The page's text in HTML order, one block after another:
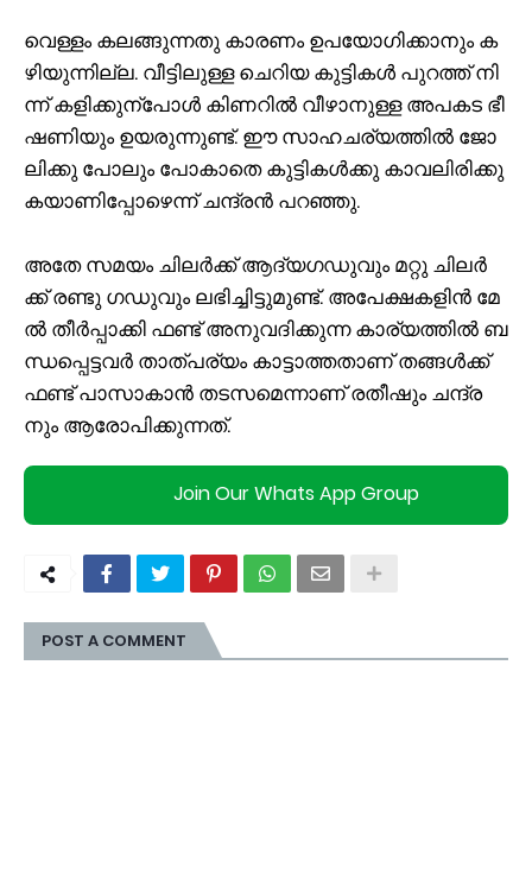
വെ​ള്ളം ക​ല​ങ്ങു​ന്ന​തു കാ​ര​ണം ഉ​പ​യോ​ഗി​ക്കാ​നും ക​
ഴി​യു​ന്നി​ല്ല. വീ​ട്ടി​ലു​ള്ള ചെ​റി​യ കു​ട്ടി​ക​ൾ പു​റ​ത്ത് നി​
ന്ന് ക​ളി​ക്കു​ന്പോ​ൾ കി​ണ​റി​ൽ വീ​ഴാ​നു​ള്ള അ​പ​ക​ട ഭീ​
ഷ​ണി​യും ഉ​യ​രു​ന്നു​ണ്ട്. ഈ ​സാ​ഹ​ച​ര്യ​ത്തി​ൽ ജോ​
ലി​ക്കു പോ​ലും പോ​കാ​തെ കു​ട്ടി​ക​ൾ​ക്കു കാ​വ​ലി​രി​ക്കു​
ക​യാ​ണി​പ്പോ​ഴെ​ന്ന് ച​ന്ദ്ര​ൻ പ​റ​ഞ്ഞു.
അ​തേ സ​മ​യം ചി​ല​ർ​ക്ക് ആ​ദ്യ​ഗ​ഡു​വും മ​റ്റു ചി​ല​ർ​
ക്ക് ര​ണ്ടു ഗ​ഡു​വും ല​ഭി​ച്ചി​ട്ടു​മു​ണ്ട്. അ​പേ​ക്ഷ​ക​ളി​ൻ മേ​
ൽ തീ​ർ​പ്പാ​ക്കി ഫ​ണ്ട് അ​നു​വ​ദി​ക്കു​ന്ന കാ​ര്യ​ത്തി​ൽ ബ​
ന്ധ​പ്പെ​ട്ട​വ​ർ താ​ത്പ​ര്യം കാ​ട്ടാ​ത്ത​താ​ണ് ത​ങ്ങ​ൾ​ക്ക്
ഫ​ണ്ട് പാ​സാ​കാ​ൻ ത​ട​സ​മെ​ന്നാ​ണ് ര​തീ​ഷും ച​ന്ദ്ര​
നും ആ​രോ​പി​ക്കു​ന്ന​ത്.
Join Our Whats App Group
POST A COMMENT